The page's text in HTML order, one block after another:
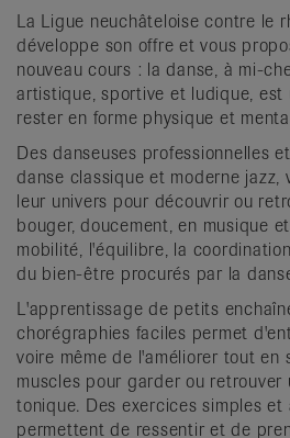
région
Changer
de
langue:
de
La Ligue neuchâteloise contre le
développe son offre et vous
nouveau cours : la danse, à mi-
artistique, sportive et ludique, est
rester en forme physique et
Des danseuses professionnelles
danse classique et moderne jazz,
leur univers pour découvrir ou
bouger, doucement, en musique
mobilité, l'équilibre, la
du bien-être procurés par la
L'apprentissage de petits
chorégraphies faciles permet
voire même de l'améliorer tout en
muscles pour garder ou
tonique. Des exercices simples
permettent de ressentir et de
nationales
de
patients